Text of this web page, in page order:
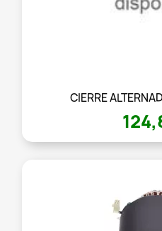
CIERRE